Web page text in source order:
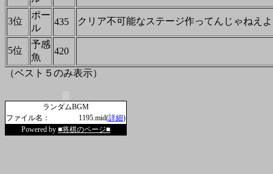
3位
ポー
ル
435 クリア不可能なステージ作ってんじゃねえ
5位
予感
魚
420
（ベスト５のみ表示）
ランダムBGM
ファイル名：
1195.mid(詳細)
Powered by ■将棋のページ■